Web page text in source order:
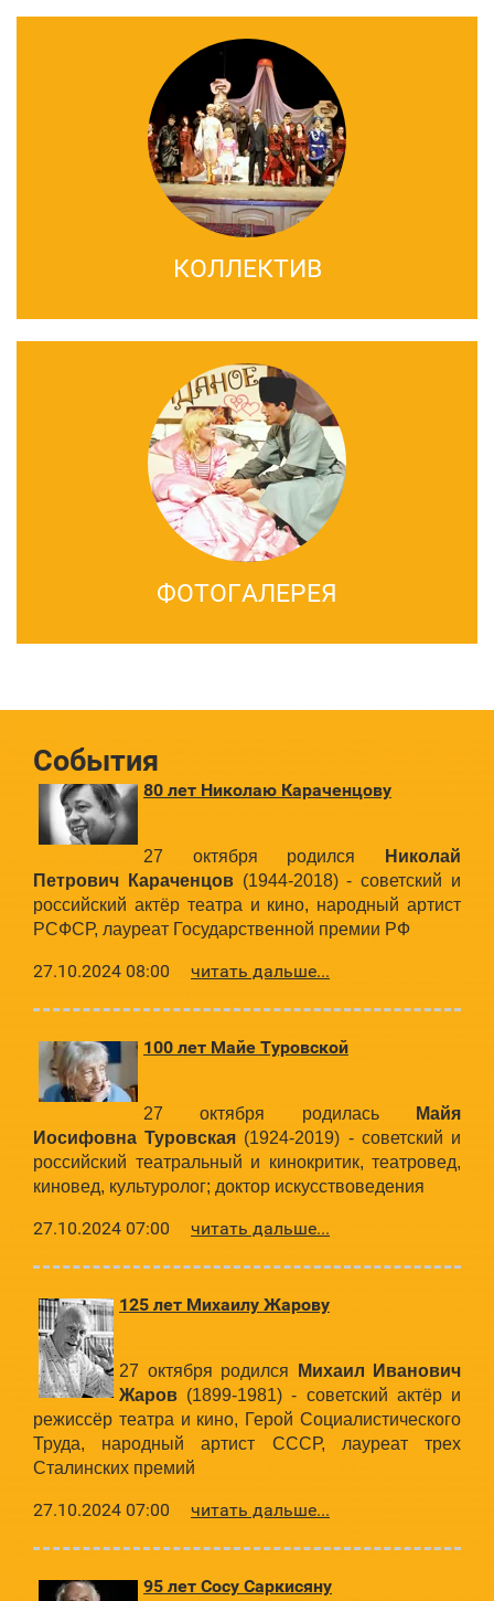
КОЛЛЕКТИВ
ФОТОГАЛЕРЕЯ
События
80 лет Николаю Караченцову
27 октября родился
Николай
Петрович Караченцов (1944-2018) - советский и
российский актёр театра и кино, народный артист
РСФСР, лауреат Государственной премии РФ
27.10.2024 08:00 читать дальше...
100 лет Майе Туровской
27 октября родилась
Майя
Иосифовна Туровская (1924-2019) - советский и
российский театральный и кинокритик, театровед,
киновед, культуролог; доктор искусствоведения
27.10.2024 07:00 читать дальше...
125 лет Михаилу Жарову
27 октября родился
Михаил Иванович
Жаров (1899-1981) - советский актёр и
режиссёр театра и кино, Герой Социалистического
Труда, народный артист СССР, лауреат трех
Сталинских премий
27.10.2024 07:00 читать дальше...
95 лет Сосу Саркисяну